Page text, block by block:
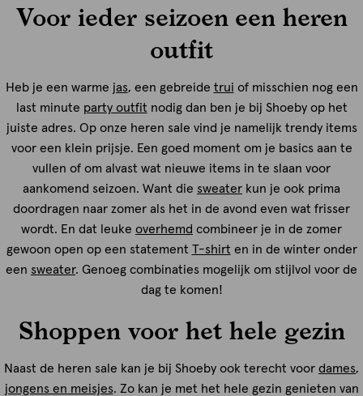
Voor ieder seizoen een heren
outfit
Heb je een warme jas, een gebreide trui of misschien nog een
last minute party outfit nodig dan ben je bij Shoeby op het
juiste adres. Op onze heren sale vind je namelijk trendy items
voor een klein prijsje. Een goed moment om je basics aan te
vullen of om alvast wat nieuwe items in te slaan voor
aankomend seizoen. Want die sweater kun je ook prima
doordragen naar zomer als het in de avond even wat frisser
wordt. En dat leuke overhemd combineer je in de zomer
gewoon open op een statement T-shirt en in de winter onder
een sweater. Genoeg combinaties mogelijk om stijlvol voor de
dag te komen!
Shoppen voor het hele gezin
Naast de heren sale kan je bij Shoeby ook terecht voor dames,
jongens en meisjes. Zo kan je met het hele gezin genieten van